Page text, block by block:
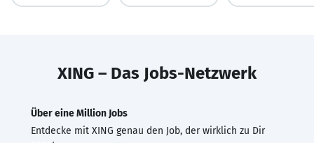
XING – Das Jobs-Netzwerk
Über eine Million Jobs
Entdecke mit XING genau den Job, der wirklich zu Dir